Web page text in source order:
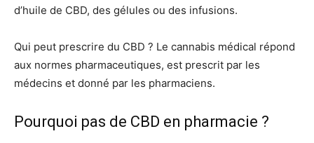
d’huile de CBD, des gélules ou des infusions.
Qui peut prescrire du CBD ? Le cannabis médical répond
aux normes pharmaceutiques, est prescrit par les
médecins et donné par les pharmaciens.
Pourquoi pas de CBD en pharmacie ?